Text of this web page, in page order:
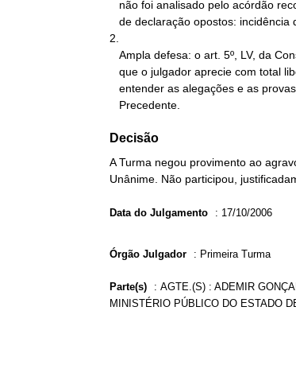
2.
   Precedente.
Decisão
A Turma negou provimento ao
Unânime. Não participou,
Data do Julgamento : 17/10/2006
Órgão Julgador : Primeira Turma
Parte(s) : AGTE.(S) : ADEMIR
MINISTÉRIO PÚBLICO DO ESTADO